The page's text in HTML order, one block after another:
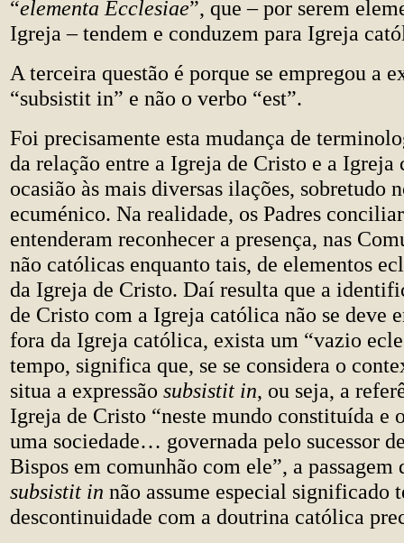
“elementa Ecclesiae”, que – por serem
Igreja – tendem e conduzem para Igreja
A terceira questão é porque se empregou a
“subsistit in” e não o verbo “est”.
Foi precisamente esta mudança de
da relação entre a Igreja de Cristo e a Igreja
ocasião às mais diversas ilações, sobretudo
ecuménico. Na realidade, os Padres
entenderam reconhecer a presença, nas
não católicas enquanto tais, de elementos
da Igreja de Cristo. Daí resulta que a
de Cristo com a Igreja católica não se deve
fora da Igreja católica, exista um “vazio
tempo, significa que, se se considera o
situa a expressão subsistit in, ou seja, a
Igreja de Cristo “neste mundo constituída e
uma sociedade… governada pelo sucessor
Bispos em comunhão com ele”, a passagem
subsistit in não assume especial significado
descontinuidade com a doutrina católica